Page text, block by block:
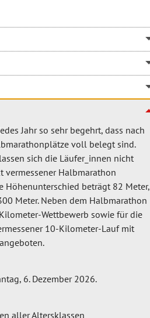
Jahr so sehr begehrt, dass nach
voll belegt sind.
sich die Läufer_innen nicht
vermessener Halbmarathon
Höhenunterschied beträgt 82 Meter,
Meter. Neben dem Halbmarathon
Wettbewerb sowie für die
10-Kilometer-Lauf mit
6. Dezember 2026.
aller Altersklassen